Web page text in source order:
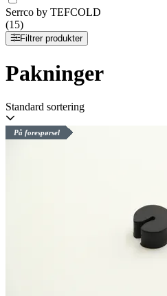
Serrco by TEFCOLD
(15)
Filtrer produkter
Pakninger
Standard sortering
På forespørsel